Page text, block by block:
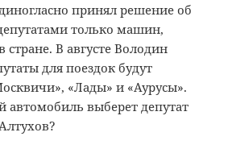
принял решение об
только машин,
В августе Володин
для поездок будут
«Лады» и «Аурусы».
автомобиль выберет депутат